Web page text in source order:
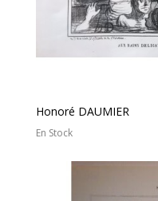
Honoré DAUMIER
En Stock